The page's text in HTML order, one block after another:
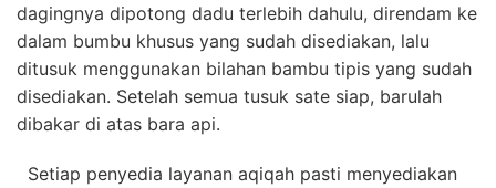
dagingnya dipotong dadu terlebih dahulu, direndam ke
dalam bumbu khusus yang sudah disediakan, lalu
ditusuk menggunakan bilahan bambu tipis yang sudah
disediakan. Setelah semua tusuk sate siap, barulah
dibakar di atas bara api.
Setiap penyedia layanan aqiqah pasti menyediakan